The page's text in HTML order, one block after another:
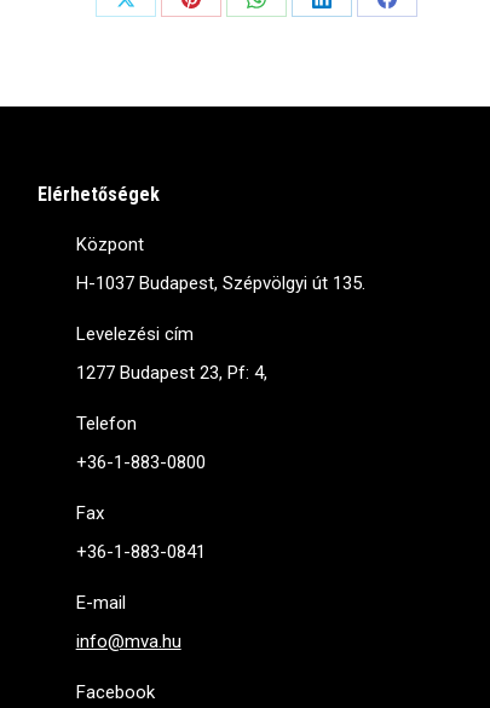
Share
Share
Share
Share
Share
Elérhetőségek
Központ
H-1037 Budapest, Szépvölgyi út 135.
Levelezési cím
1277 Budapest 23, Pf: 4,
Telefon
+36-1-883-0800
Fax
+36-1-883-0841
E-mail
info@mva.hu
Facebook